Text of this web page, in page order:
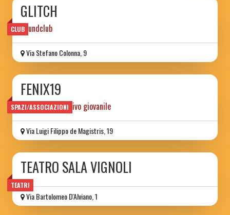
CLUB
GLITCH
Soundclub
Via Stefano Colonna, 9
SPAZI/ASSOCIAZIONI
FENIX19
centro aggregativo giovanile
Via Luigi Filippo de Magistris, 19
TEATRI
TEATRO SALA VIGNOLI
Via Bartolomeo D'Alviano, 1